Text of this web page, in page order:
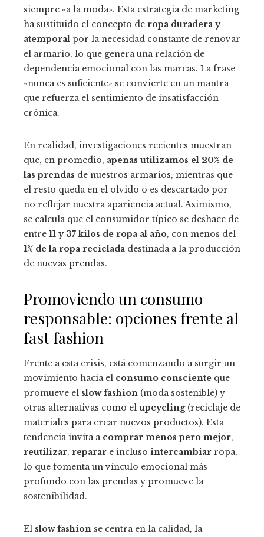
siempre «a la moda». Esta estrategia de marketing
ha sustituido el concepto de ropa duradera y
atemporal por la necesidad constante de renovar
el armario, lo que genera una relación de
dependencia emocional con las marcas. La frase
«nunca es suficiente» se convierte en un mantra
que refuerza el sentimiento de insatisfacción
crónica.
En realidad, investigaciones recientes muestran
que, en promedio, apenas utilizamos el 20% de
las prendas de nuestros armarios, mientras que
el resto queda en el olvido o es descartado por
no reflejar nuestra apariencia actual. Asimismo,
se calcula que el consumidor típico se deshace de
entre 11 y 37 kilos de ropa al año, con menos del
1% de la ropa reciclada destinada a la producción
de nuevas prendas.
Promoviendo un consumo
responsable: opciones frente al
fast fashion
Frente a esta crisis, está comenzando a surgir un
movimiento hacia el consumo consciente que
promueve el slow fashion (moda sostenible) y
otras alternativas como elupcycling(reciclaje de
materiales para crear nuevos productos). Esta
tendencia invita a comprar menos pero mejor,
reutilizar, reparar e incluso intercambiar ropa,
lo que fomenta un vínculo emocional más
profundo con las prendas y promueve la
sostenibilidad.
El slow fashion se centra en la calidad, la